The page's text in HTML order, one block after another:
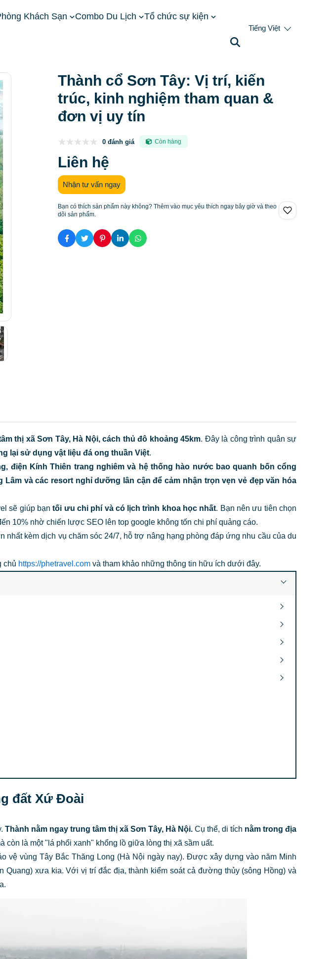
Khách Sạn Combo Du Lịch Tổ chức sự kiện
Tiếng Việt
Thành cổ Sơn Tây: Vị trí, kiến
trúc, kinh nghiệm tham quan &
đơn vị uy tín
0 đánh giá Còn hàng
Liên hệ
Nhận tư vấn ngay
Bạn có thích sản phẩm này không? Thêm vào mục yêu thích ngay bây giờ và theo
dõi sản phẩm.
thị xã Sơn Tây, Hà Nội, cách thủ đô khoảng 45km. Đây là công trình quân sự
lại sử dụng vật liệu đá ong thuần Việt.
điện Kính Thiên trang nghiêm và hệ thống hào nước bao quanh bốn cổng
Lâm và các resort nghỉ dưỡng lân cận để cảm nhận trọn vẹn vẻ đẹp văn hóa
sẽ giúp bạntối ưu chi phí và có lịch trình khoa học nhất. Bạn nên ưu tiên chọn
10% nhờ chiến lược SEO lên top google không tốn chi phí quảng cáo.
kèm dịch vụ chăm sóc 24/7, hỗ trợ nâng hạng phòng đáp ứng nhu cầu của du
chủ https://phetravel.com và tham khảo những thông tin hữu ích dưới đây.
đất Xứ Đoài
Thành nằm ngay trung tâm thị xã Sơn Tây, Hà Nội. Cụ thể, di tích nằm trong địa
còn là một "lá phổi xanh" khổng lồ giữa lòng thị xã sầm uất.
vệ vùng Tây Bắc Thăng Long (Hà Nội ngày nay). Được xây dựng vào năm Minh
xưa kia. Với vị trí đắc địa, thành kiểm soát cả đường thủy (sông Hồng) và